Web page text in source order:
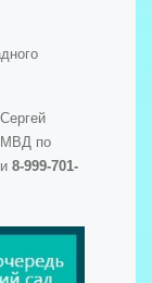
по
8-999-701-